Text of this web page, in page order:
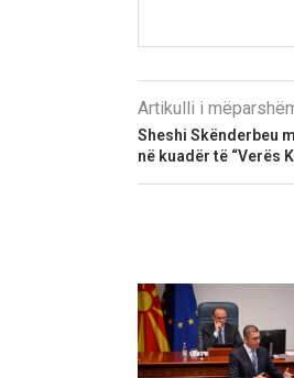
Artikulli i
Sheshi Skënderbeu
në kuadër të “Verës